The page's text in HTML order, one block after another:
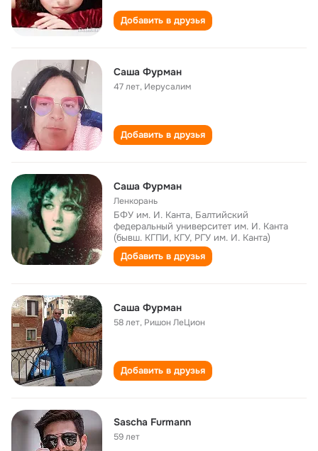
Добавить в друзья
Саша Фурман
47 лет, Иерусалим
Добавить в друзья
Саша Фурман
Ленкорань
БФУ им. И. Канта, Балтийский
федеральный университет им. И. Канта
(бывш. КГПИ, КГУ, РГУ им. И. Канта)
Добавить в друзья
Саша Фурман
58 лет, Ришон ЛеЦион
Добавить в друзья
Sascha Furmann
59 лет